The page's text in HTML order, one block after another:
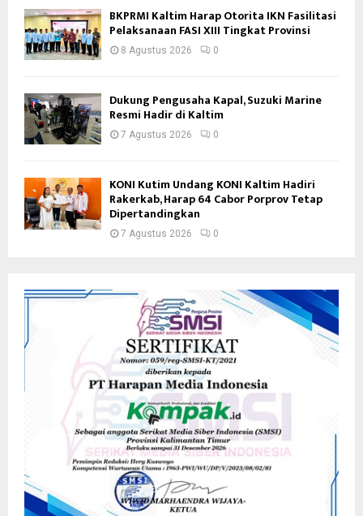
BKPRMI Kaltim Harap Otorita IKN Fasilitasi
Pelaksanaan FASI XIII Tingkat Provinsi
8 Agustus 2026 0
Dukung Pengusaha Kapal, Suzuki Marine
Resmi Hadir di Kaltim
7 Agustus 2026 0
KONI Kutim Undang KONI Kaltim Hadiri
Rakerkab, Harap 64 Cabor Porprov Tetap
Dipertandingkan
7 Agustus 2026 0